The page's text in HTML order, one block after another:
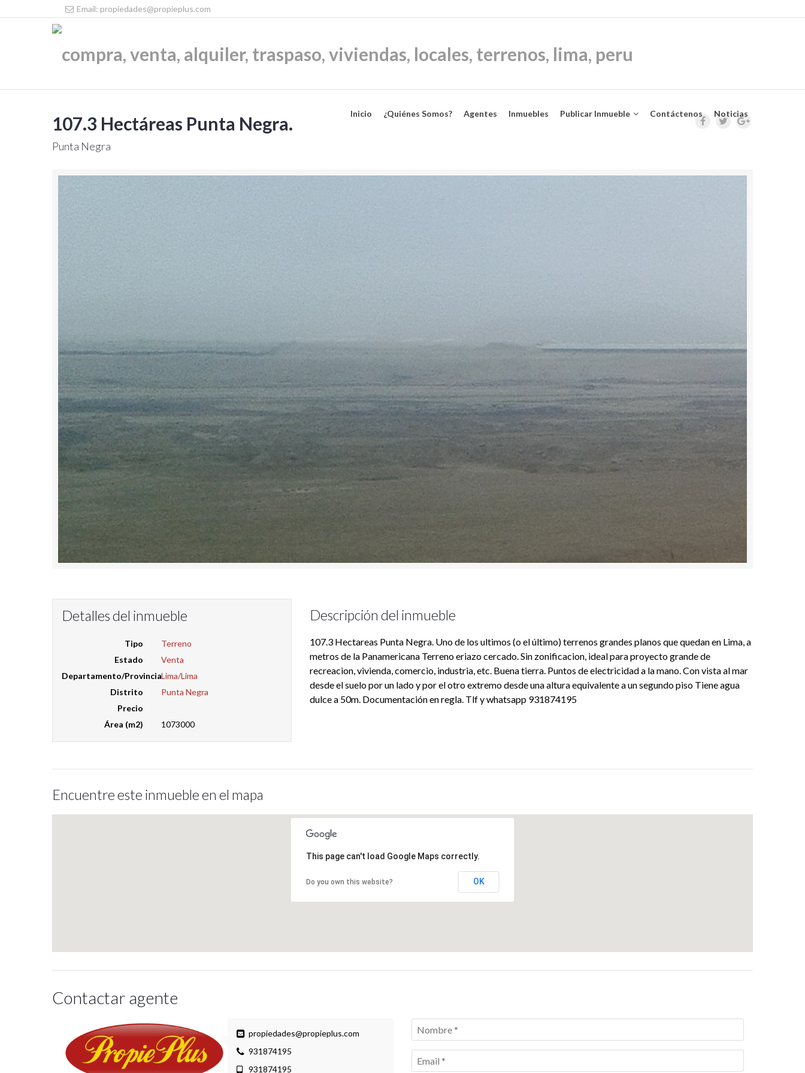
Email: propiedades@propieplus.com
Inicio ¿Quiénes Somos? Agentes Inmuebles Publicar Inmueble Contáctenos Noticias
107.3 Hectáreas Punta Negra.
Punta Negra
Detalles del inmueble
Tipo
Terreno
Estado
Venta
Departamento/ProvinciaLima/Lima
Distrito
Punta Negra
Precio
Área (m2)
1073000
Descripción del inmueble
107.3 Hectareas Punta Negra. Uno de los ultimos (o el último) terrenos grandes planos que quedan en Lima, a
metros de la Panamericana Terreno eriazo cercado. Sin zonificacion, ideal para proyecto grande de
recreacion, vivienda, comercio, industria, etc. Buena tierra. Puntos de electricidad a la mano. Con vista al mar
desde el suelo por un lado y por el otro extremo desde una altura equivalente a un segundo piso Tiene agua
dulce a 50m. Documentación en regla. Tlf y whatsapp 931874195
Encuentre este inmueble en el mapa
This page can't load Google Maps correctly.
Do you own this website? OK
Contactar agente
propiedades@propieplus.com
931874195
931874195